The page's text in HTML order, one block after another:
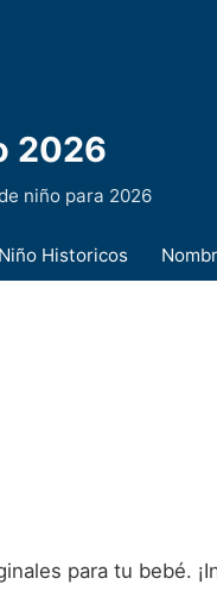
2026
niño para 2026
Historicos
para tu bebé.